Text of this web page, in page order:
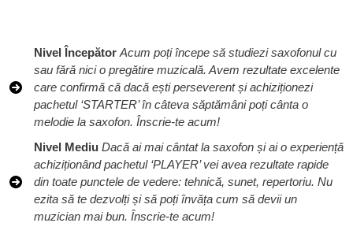
Nivel Începător Acum poți începe să studiezi saxofonul cu
sau fără nici o pregătire muzicală. Avem rezultate excelente
care confirmă că dacă ești perseverent și achiziționezi
pachetul ‘STARTER’ în câteva săptămâni poți cânta o
melodie la saxofon. Înscrie-te acum!
Nivel Mediu Dacă ai mai cântat la saxofon și ai o experiență
achiziționând pachetul ‘PLAYER’ vei avea rezultate rapide
din toate punctele de vedere: tehnică, sunet, repertoriu. Nu
ezita să te dezvolți și să poți învăța cum să devii un
muzician mai bun. Înscrie-te acum!